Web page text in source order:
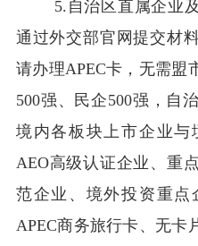
5. 自治区直属企业
通过外交部官网提交材
请办理APEC卡，无需盟
500强、民企500强，自
境内各板块上市企业与
AEO高级认证企业、重
范企业、境外投资重
APEC商务旅行卡、无卡